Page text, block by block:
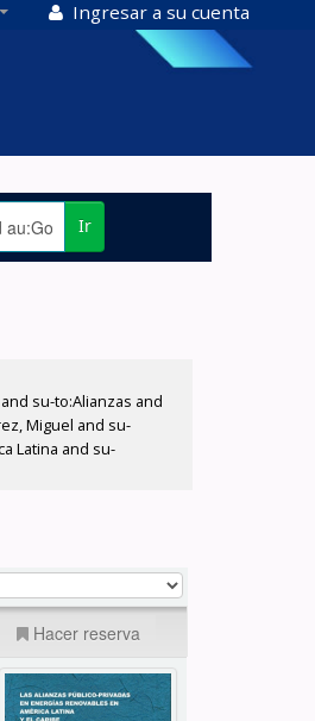
Ingresar a su cuenta
Ir
and su-to:Alianzas and
Miguel and su-
Latina and su-
Hacer reserva